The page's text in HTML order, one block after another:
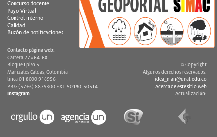
Concurso docente
Pago Virtual
Control interno
Calidad
Buzón de notificaciones
Atención en línea
Encuesta
Contáctenos
Estadísticas
Glosario
Contacto página web:
Carrera 27 #64-60
Bloque I piso 5
Manizales Caldas, Colombia
linea 01 8000 916956
PBX: (57+6) 8879300 EXT. 50190-50514
Instagram
© Copyright
Algunos derechos reservados.
idea_man@unal.edu.co
Acerca de este sitio web
Actualización: